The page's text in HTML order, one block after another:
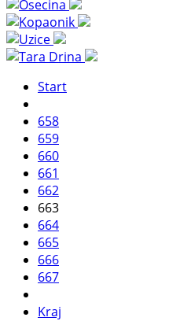
Start
658
659
660
661
662
663
664
665
666
667
Kraj